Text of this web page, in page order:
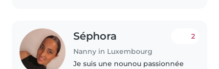
Séphora
Nanny in Luxembourg
2
Je suis une nounou passionnée